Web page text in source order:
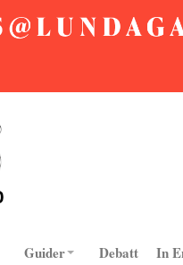
Guider Debatt In